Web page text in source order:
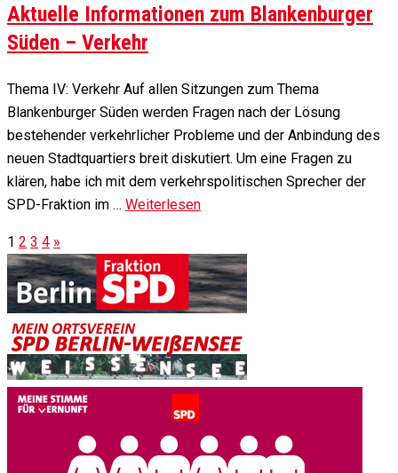
Aktuelle Informationen zum Blankenburger
Süden – Verkehr
Thema IV: Verkehr Auf allen Sitzungen zum Thema
Blankenburger Süden werden Fragen nach der Lösung
bestehender verkehrlicher Probleme und der Anbindung des
neuen Stadtquartiers breit diskutiert. Um eine Fragen zu
klären, habe ich mit dem verkehrspolitischen Sprecher der
SPD-Fraktion im … Weiterlesen
1 2 3 4 »